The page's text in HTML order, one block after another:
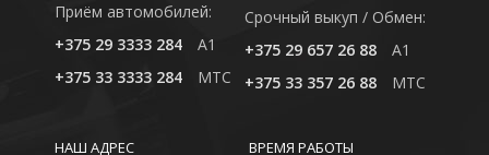
Приём автомобилей:
+375 29 3333 284
A1
+375 33 3333 284
MTC
Cрочный выкуп / Обмен:
+375 29 657 26 88
A1
+375 33 357 26 88
MTC
ВРЕМЯ РАБОТЫ
НАШ АДРЕС